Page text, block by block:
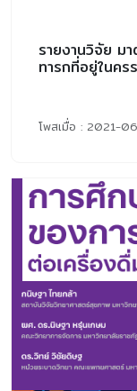
รายงานวิจัย ม
ทารกที่อยู่ในค
โพสเมื่อ : 2021-